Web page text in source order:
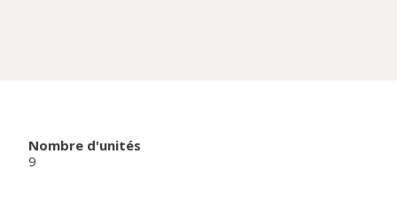
Nombre d'unités
9